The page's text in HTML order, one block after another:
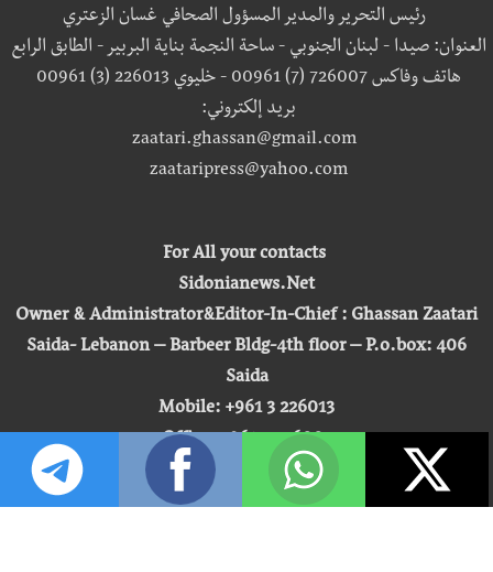
رئيس التحرير والمدير المسؤول الصحافي غسان الزعتري
العنوان: صيدا - لبنان الجنوبي - ساحة النجمة بناية البربير - الطابق الرابع
هاتف وفاكس 726007 (7) 00961 - خليوي 226013 (3) 00961
بريد إلكتروني:
zaatari.ghassan@gmail.com
zaataripress@yahoo.com
For All your contacts
Sidonianews.Net
Owner & Administrator&Editor-In-Chief : Ghassan Zaatari
Saida- Lebanon – Barbeer Bldg-4th floor – P.o.box: 406
Saida
Mobile: +961 3 226013
Office: +961 7 726007
Email:
zaatari.ghassan@gmail.com